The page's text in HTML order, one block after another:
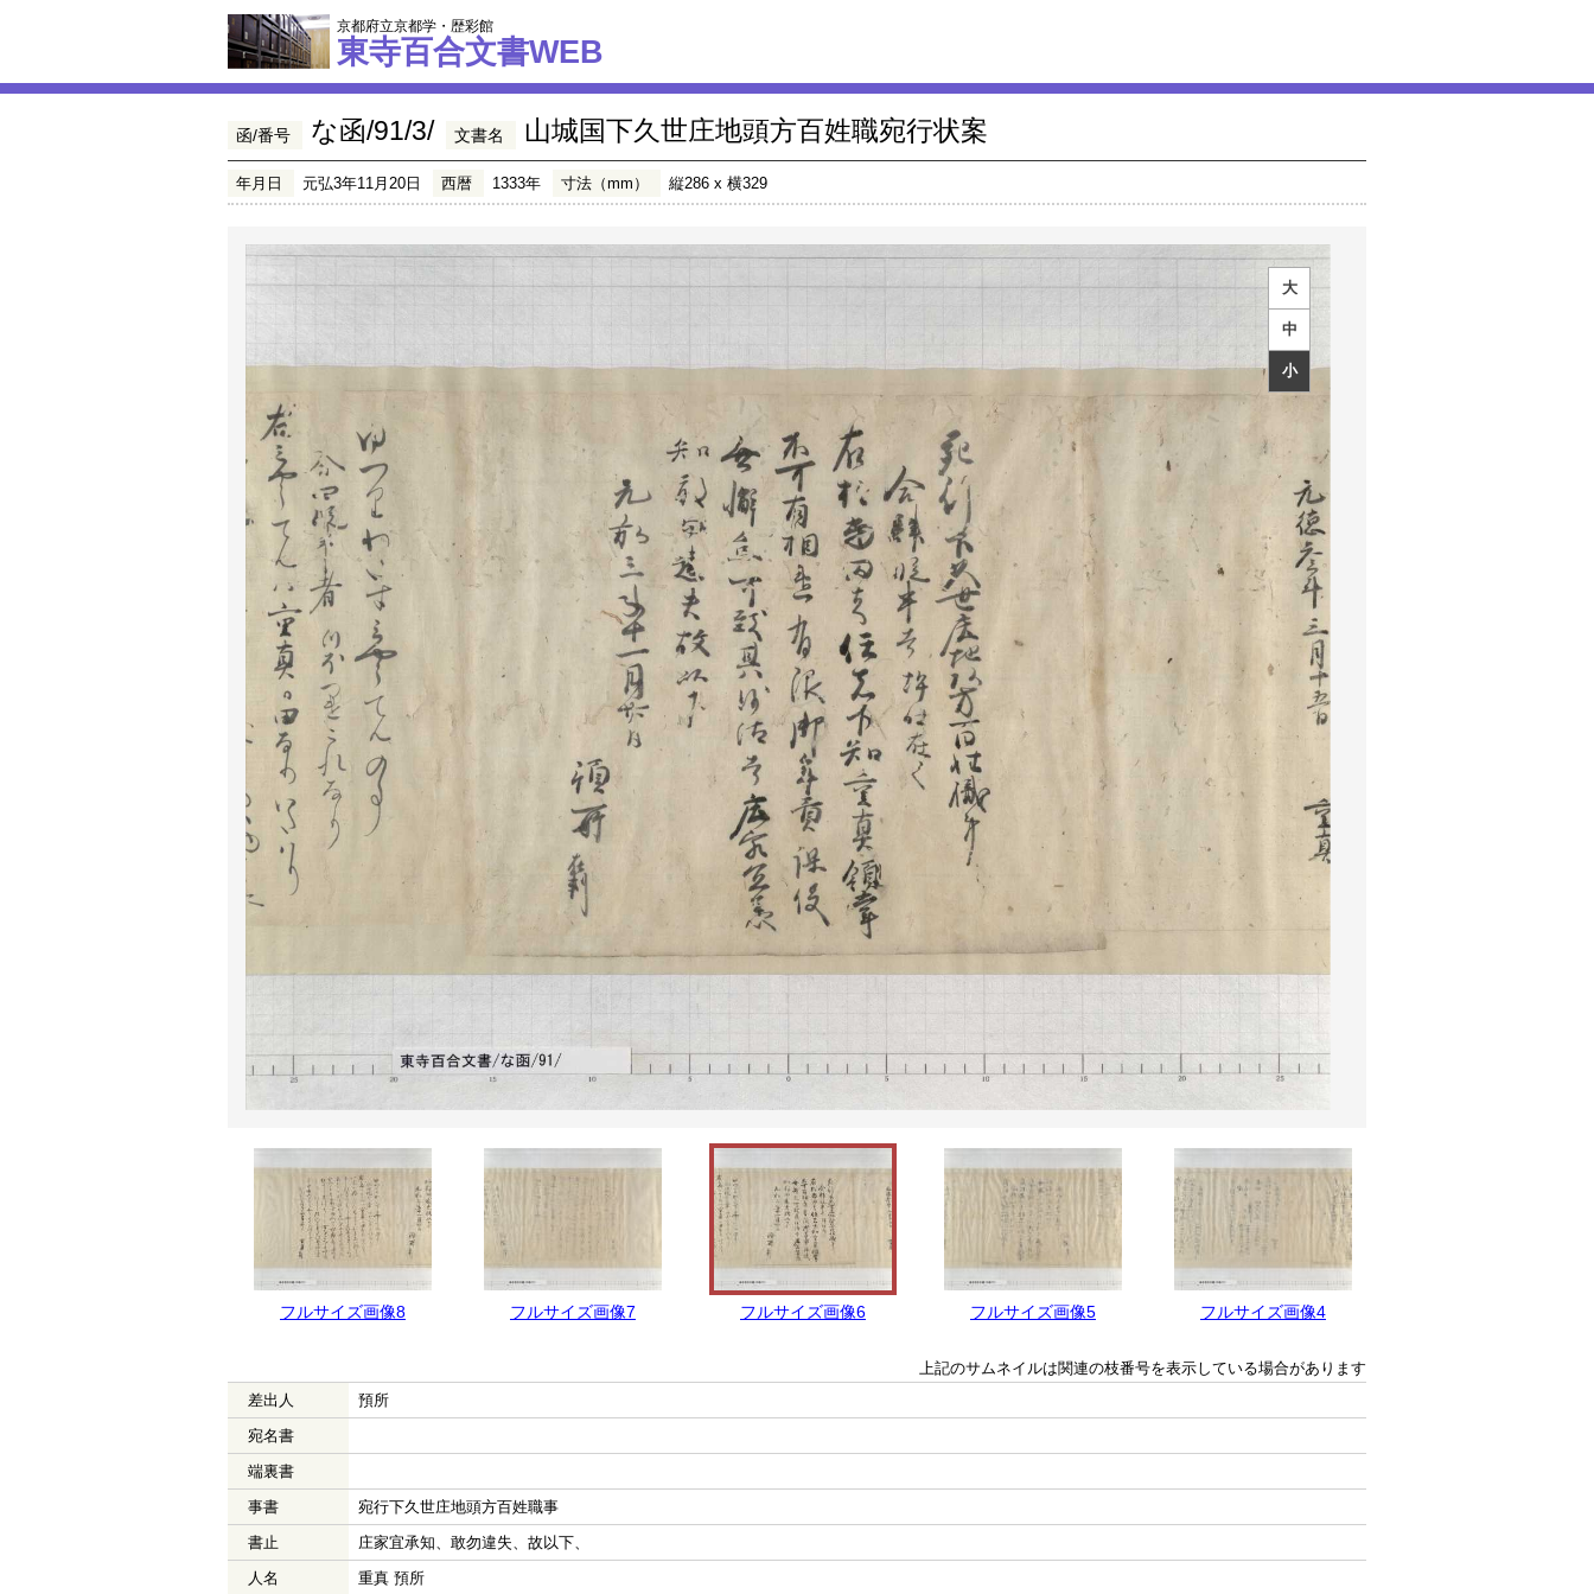
京都府立京都学・歴彩館
東寺百合文書WEB
函/番号 な函/91/3/ 文書名 山城国下久世庄地頭方百姓職宛行状案
年月日 元弘3年11月20日 西暦 1333年 寸法（mm） 縦286 x 横329
大
中
小
フルサイズ画像8 フルサイズ画像7 フルサイズ画像6 フルサイズ画像5 フルサイズ画像4
上記のサムネイルは関連の枝番号を表示している場合があります
差出人
預所
宛名書
端裏書
事書
宛行下久世庄地頭方百姓職事
書止
庄家宜承知、敢勿違失、故以下、
人名
重真 預所